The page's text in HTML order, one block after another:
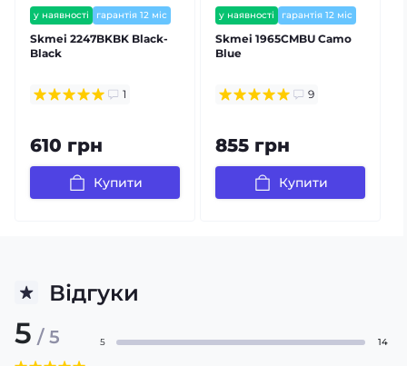
у наявності гарантія 12 міс
Skmei 2247BKBK Black-
Black
1
610 грн
Купити
у наявності
гарантія 12 міс
залишилось мало
Skmei 1965CMBU Camo
Blue
9
855 грн
Купити
Відгуки
5 / 5 5 14